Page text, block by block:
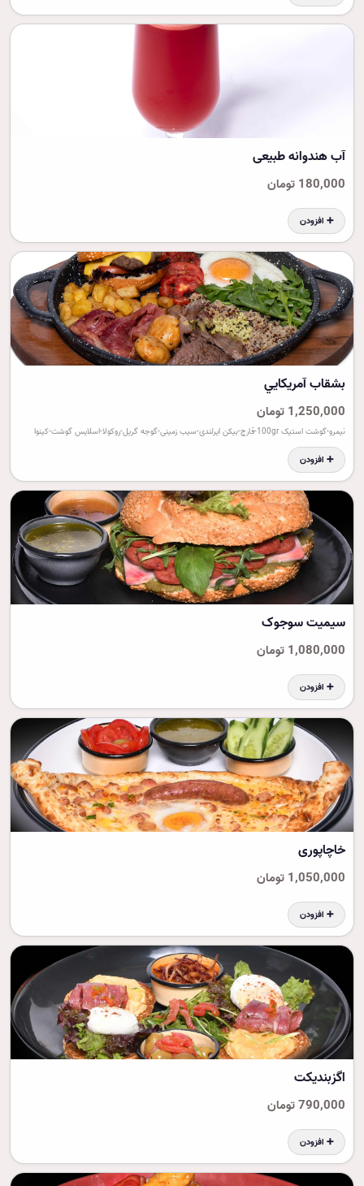
آب هندوانه طبیعی
180,000 تومان
➕ افزودن
بشقاب آمريکايي
1,250,000 تومان
نیمرو-گوشت استیک 100gr-قارچ-بیکن ایرلندی-سیب زمینی-گوجه گریل-روکولا-اسلایس گوشت-کینوا
➕ افزودن
سیمیت سوجوک
1,080,000 تومان
➕ افزودن
خاچاپوری
1,050,000 تومان
➕ افزودن
اگزبندیکت
790,000 تومان
➕ افزودن